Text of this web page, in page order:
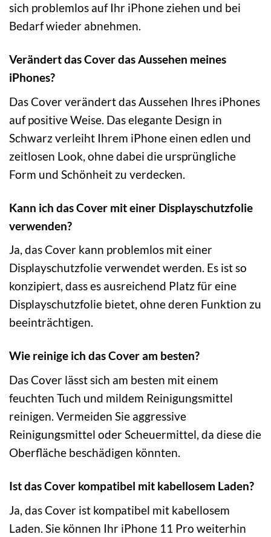
sich problemlos auf Ihr iPhone ziehen und bei
Bedarf wieder abnehmen.
Verändert das Cover das Aussehen meines
iPhones?
Das Cover verändert das Aussehen Ihres iPhones
auf positive Weise. Das elegante Design in
Schwarz verleiht Ihrem iPhone einen edlen und
zeitlosen Look, ohne dabei die ursprüngliche
Form und Schönheit zu verdecken.
Kann ich das Cover mit einer Displayschutzfolie
verwenden?
Ja, das Cover kann problemlos mit einer
Displayschutzfolie verwendet werden. Es ist so
konzipiert, dass es ausreichend Platz für eine
Displayschutzfolie bietet, ohne deren Funktion zu
beeinträchtigen.
Wie reinige ich das Cover am besten?
Das Cover lässt sich am besten mit einem
feuchten Tuch und mildem Reinigungsmittel
reinigen. Vermeiden Sie aggressive
Reinigungsmittel oder Scheuermittel, da diese die
Oberfläche beschädigen könnten.
Ist das Cover kompatibel mit kabellosem Laden?
Ja, das Cover ist kompatibel mit kabellosem
Laden. Sie können Ihr iPhone 11 Pro weiterhin